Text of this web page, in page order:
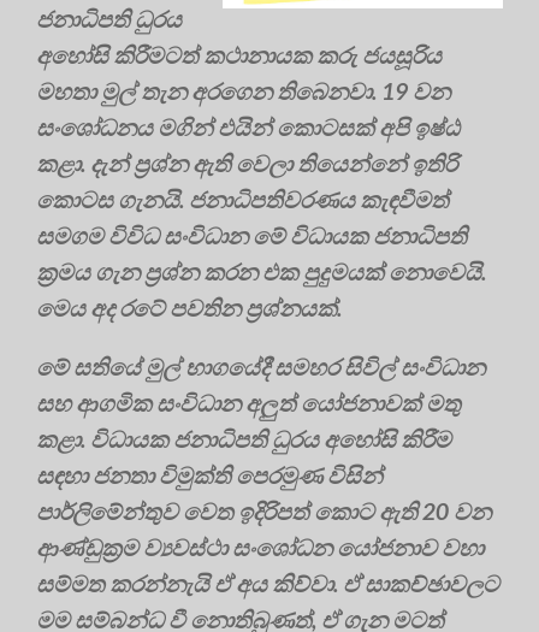
ජනාධිපති ධුරය
අහෝසි කිරීමටත් කථානායක කරු ජයසූරිය
මහතා මුල් තැන අරගෙන තිබෙනවා. 19 වන
සංශෝධනය මගින් එයින් කොටසක් අපි ඉෂ්ඨ
කළා. දැන් ප්‍රශ්න ඇති වෙලා තියෙන්නේ ඉතිරි
කොටස ගැනයි. ජනාධිපතිවරණය කැඳවීමත්
සමගම විවිධ සංවිධාන මේ විධායක ජනාධිපති
ක්‍රමය ගැන ප්‍රශ්න කරන එක පුදුමයක් නොවෙයි.
මෙය අද රටේ පවතින ප්‍රශ්නයක්.
මේ සතියේ මුල් භාගයේදී සමහර සිවිල් සංවිධාන
සහ ආගමික සංවිධාන අලුත් යෝජනාවක් මතු
කළා. විධායක ජනාධිපති ධුරය අහෝසි කිරීම
සඳහා ජනතා විමුක්ති පෙරමුණ විසින්
පාර්ලිමේන්තුව වෙත ඉදිරිපත් කොට ඇති 20 වන
ආණ්ඩුක්‍රම ව්‍යවස්ථා සංශෝධන යෝජනාව වහා
සම්මත කරන්නැයි ඒ අය කිව්වා. ඒ සාකච්ඡාවලට
මම සම්බන්ධ වී නොතිබුණත්, ඒ ගැන මටත්